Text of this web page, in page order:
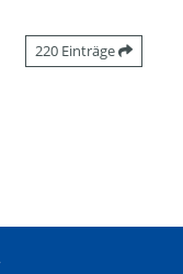
220 Einträge